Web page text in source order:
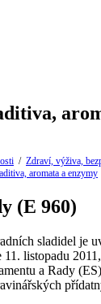
/ Zdraví, výživa,
aromata a enzymy
(E 960)
sladidel je
11. listopadu
a Rady